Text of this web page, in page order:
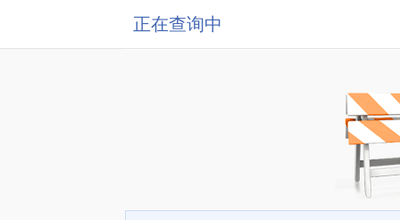
正在查询中